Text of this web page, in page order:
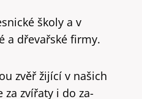
školy a v
a dřevařské firmy.
zvěř žijící v našich
zvířaty i do za-